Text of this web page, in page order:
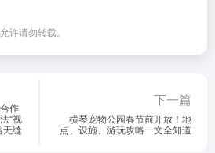
许请勿转载。
作
“视
无缝
下一篇
横琴宠物公园春节前开放！地
点、设施、游玩攻略一文全知道